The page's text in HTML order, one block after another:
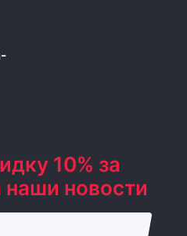
10% за
наши новости